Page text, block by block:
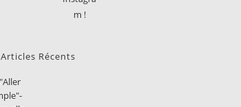
Articles Récents